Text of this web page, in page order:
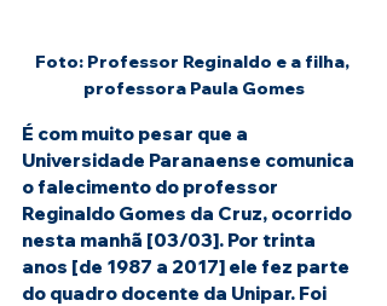
Foto: Professor Reginaldo e a filha,
professora Paula Gomes
É com muito pesar que a
Universidade Paranaense comunica
o falecimento do professor
Reginaldo Gomes da Cruz, ocorrido
nesta manhã [03/03]. Por trinta
anos [de 1987 a 2017] ele fez parte
do quadro docente da Unipar. Foi